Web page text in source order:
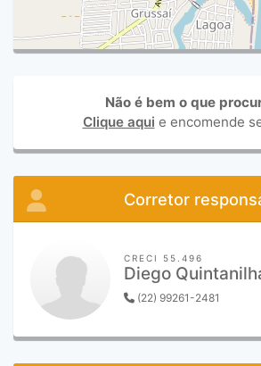
Não é bem o que
Clique aqui e encomende
Corretor
CRECI 55.496
Diego
(22) 99261-2481